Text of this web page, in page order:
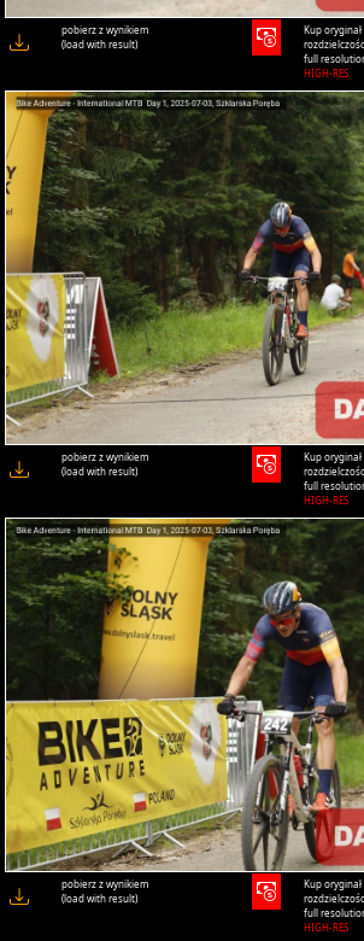
pobierz z wynikiem
(load with result)
Kup oryginał
full
HIGH-RES
pobierz z wynikiem
(load with result)
Kup oryginał
full
HIGH-RES
pobierz z wynikiem
(load with result)
Kup oryginał
full
HIGH-RES